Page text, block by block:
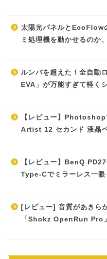
太陽光パネルとEcoFlow
ミ処理機を動かせるのか
ルンバを超えた！全自動
EVA」が万能すぎて軽く
【レビュー】
Artist 12 セカンド 液晶
【レビュー】BenQ
Type-Cでミラーレス一眼
[レビュー] 音質があきら
「Shokz OpenRun Pro